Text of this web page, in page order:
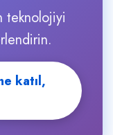
teknolojiyi
katıl,